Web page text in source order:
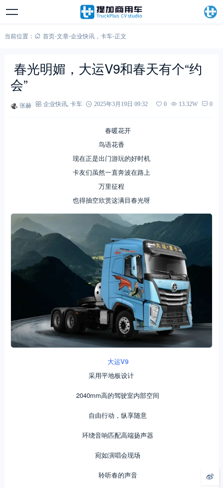
当前位置： 首页-文章-企业快讯， 卡车-正文
春光明媚，大运V9和春天有个“约
会”
张赫 企业快讯, 卡车 2025年3月19日 09:32 0 13.32W 0
春暖花开
鸟语花香
现在正是出门游玩的好时机
卡友们虽然一直奔波在路上
万里征程
也得抽空欣赏这满目春光呀
大运V9
采用平地板设计
2040mm高的驾驶室内部空间
自由行动，纵享随意
环绕音响匹配高端扬声器
宛如演唱会现场
聆听春的声音